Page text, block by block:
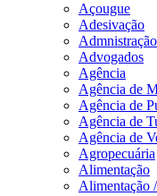
Açougue
Adesivação
Advogados
Agência
Agência de
Agência de
Agência de
Agência de
Agropecuária
Alimentação
Alimentação